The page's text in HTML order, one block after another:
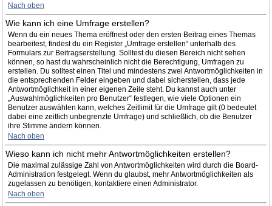
Nach oben
Wie kann ich eine Umfrage erstellen?
Wenn du ein neues Thema eröffnest oder den ersten Beitrag eines Themas
bearbeitest, findest du ein Register „Umfrage erstellen“ unterhalb des
Formulars zur Beitragserstellung. Solltest du diesen Bereich nicht sehen
können, so hast du wahrscheinlich nicht die Berechtigung, Umfragen zu
erstellen. Du solltest einen Titel und mindestens zwei Antwortmöglichkeiten in
die entsprechenden Felder eingeben und dabei sicherstellen, dass jede
Antwortmöglichkeit in einer eigenen Zeile steht. Du kannst auch unter
„Auswahlmöglichkeiten pro Benutzer“ festlegen, wie viele Optionen ein
Benutzer auswählen kann, welches Zeitlimit für die Umfrage gilt (0 bedeutet
dabei eine zeitlich unbegrenzte Umfrage) und schließlich, ob die Benutzer
ihre Stimme ändern können.
Nach oben
Wieso kann ich nicht mehr Antwortmöglichkeiten erstellen?
Die maximal zulässige Zahl von Antwortmöglichkeiten wird durch die Board-
Administration festgelegt. Wenn du glaubst, mehr Antwortmöglichkeiten als
zugelassen zu benötigen, kontaktiere einen Administrator.
Nach oben